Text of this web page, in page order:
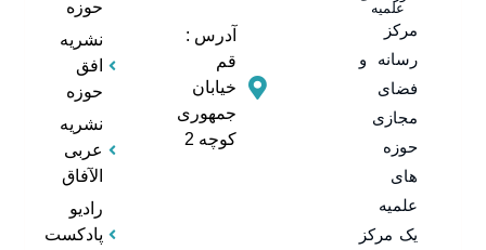
علمیه
مرکز
رسانه و
فضای
مجازی
حوزه
های
علمیه
یک مرکز
آدرس :
قم
خیابان
جمهوری
کوچه 2
حوزه
نشریه
افق
حوزه
نشریه
عربی
الآفاق
رادیو
پادکست